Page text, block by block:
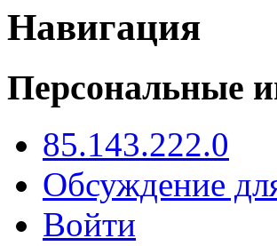
Навигация
Персональные
85.143.222.0
Обсуждение
Войти